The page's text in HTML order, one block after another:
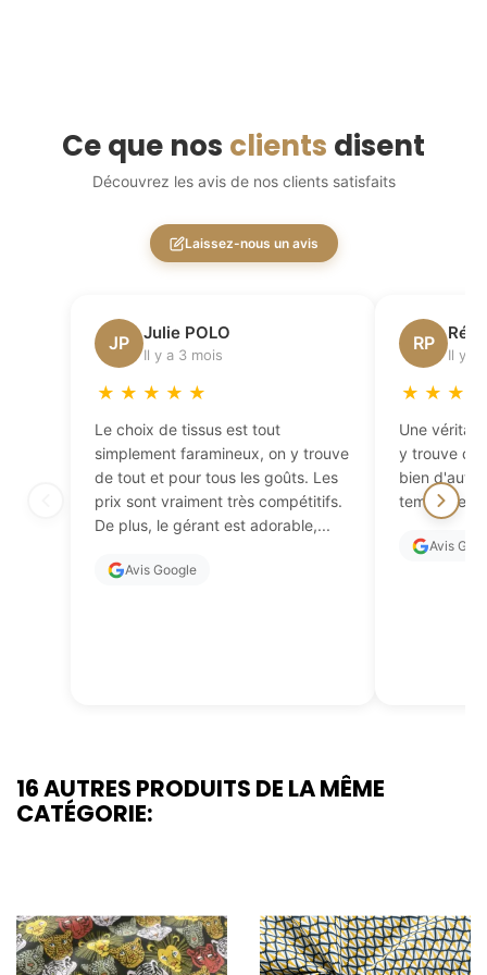
Ce que nos clients disent
Découvrez les avis de nos clients satisfaits
Laissez-nous un avis
JP Julie POLO
Il y a 3 mois
★ ★ ★ ★ ★
Le choix de tissus est tout
simplement faramineux, on y trouve
de tout et pour tous les goûts. Les
prix sont vraiment très compétitifs.
De plus, le gérant est adorable,...
Avis Google
RP
Il y a
★ ★ ★
Une
y trouve de
bien
temps de
Avis
16 AUTRES PRODUITS DE LA MÊME
CATÉGORIE: